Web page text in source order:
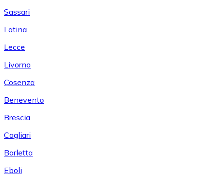
Sassari
Latina
Lecce
Livorno
Cosenza
Benevento
Brescia
Cagliari
Barletta
Eboli